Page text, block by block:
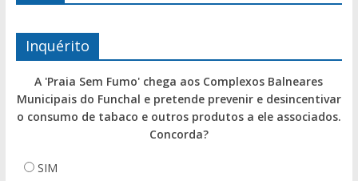
Inquérito
A 'Praia Sem Fumo' chega aos Complexos Balneares
Municipais do Funchal e pretende prevenir e desincentivar
o consumo de tabaco e outros produtos a ele associados.
Concorda?
SIM